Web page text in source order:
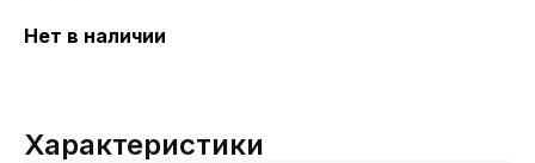
Нет в наличии
Характеристики